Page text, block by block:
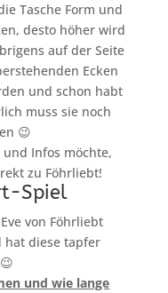
Tasche Form und
desto höher wird
auf der Seite
Ecken
und schon habt
muss sie noch
😉
Infos möchte,
zu Föhrliebt!
Spiel
von Föhrliebt
hat diese tapfer
und wie lange